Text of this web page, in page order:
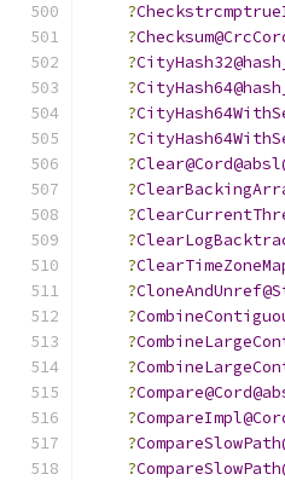
?
?
?
?
?
?
?
?
?
?
?
?
?
?
?
?
?
?
?